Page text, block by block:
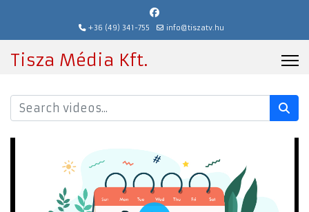
+36 (49) 341-755 info@tiszatv.hu
Tisza Média Kft.